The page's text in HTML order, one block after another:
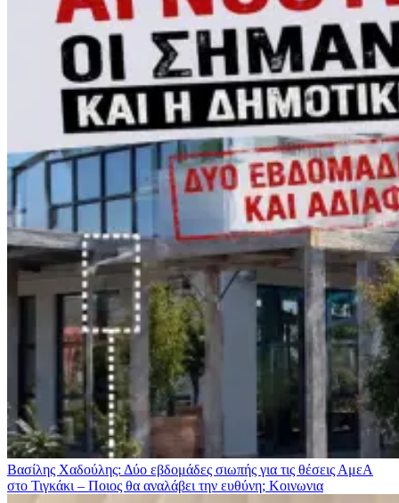
Βασίλης Χαδούλης: Δύο εβδομάδες σιωπής για τις θέσεις ΑμεΑ
στο Τιγκάκι – Ποιος θα αναλάβει την ευθύνη; Κοινωνια